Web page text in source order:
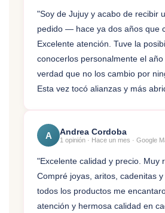
"Soy de Jujuy y acabo de recibir
pedido — hace ya dos años que
Excelente atención. Tuve la
conocerlos personalmente el
verdad que no los cambio por
Esta vez tocó alianzas y más
A Andrea Cordoba
1 opinión · Hace un mes · Google
"Excelente calidad y precio. Muy
Compré joyas, aritos, cadenitas
todos los productos me
atención y hermosa calidad en